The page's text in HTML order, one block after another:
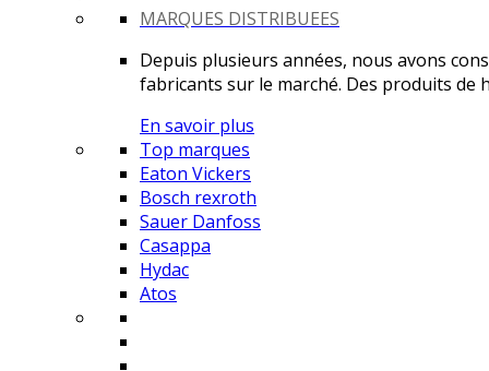
MARQUES DISTRIBUEES
Depuis plusieurs années, nous avons
fabricants sur le marché. Des produits de
En savoir plus
Top marques
Eaton Vickers
Bosch rexroth
Sauer Danfoss
Casappa
Hydac
Atos